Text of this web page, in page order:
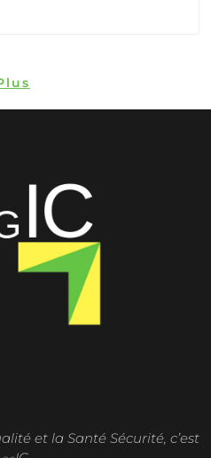
et la Santé Sécurité, c’est